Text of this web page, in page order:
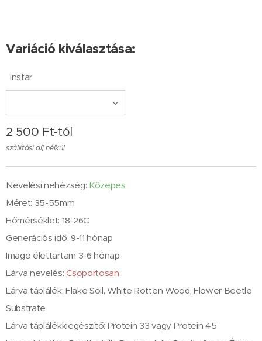
Variáció kiválasztása:
Instar
2 500 Ft-tól
szállítási díj nélkül
Nevelési nehézség: Közepes
Méret: 35-55mm
Hőmérséklet: 18-26C
Generációs idő: 9-11 hónap
Imago élettartam 3-6 hónap
Lárva nevelés: Csoportosan
Lárva táplálék: Flake Soil, White Rotten Wood, Flower Beetle
Substrate
Lárva táplálékkiegészítő: Protein 33 vagy Protein 45